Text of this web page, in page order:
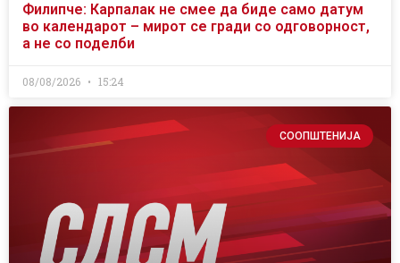
Филипче: Карпалак не смее да биде само датум
во календарот – мирот се гради со одговорност,
а не со поделби
08/08/2026 15:24
СООПШТЕНИЈА